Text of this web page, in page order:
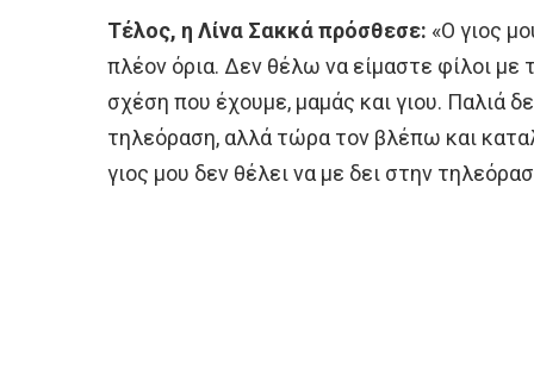
Τέλος, η Λίνα Σακκά πρόσθεσε: «Ο γιος
πλέον όρια. Δεν θέλω να είμαστε φίλοι με
σχέση που έχουμε, μαμάς και γιου. Παλιά
τηλεόραση, αλλά τώρα τον βλέπω και
γιος μου δεν θέλει να με δει στην